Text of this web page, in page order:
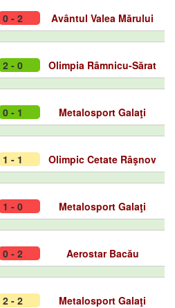
0 - 2 Avântul Valea Mărului
2 - 0 Olimpia Râmnicu-Sărat
0 - 1 Metalosport Galaţi
1 - 1 Olimpic Cetate Râşnov
1 - 0 Metalosport Galaţi
0 - 2 Aerostar Bacău
2 - 2 Metalosport Galaţi